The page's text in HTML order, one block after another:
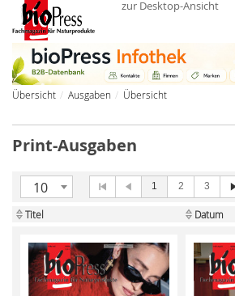
zur Desktop-Ansicht
Übersicht Ausgaben Übersicht
Print-Ausgaben
10 1 2 3
Titel Datum